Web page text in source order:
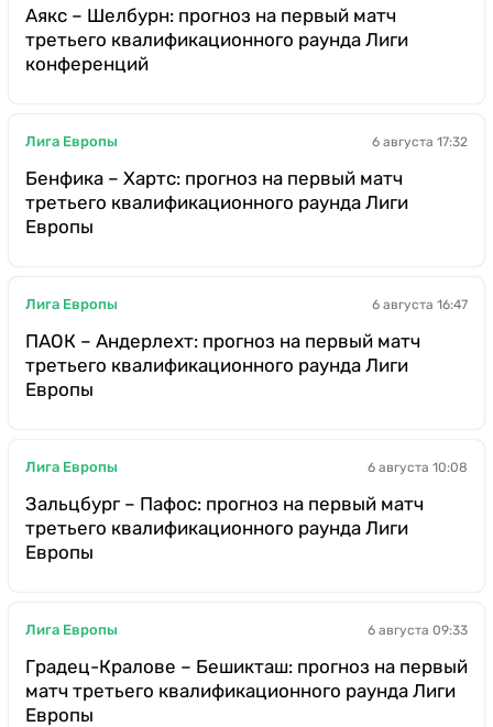
Аякс – Шелбурн: прогноз на первый матч
третьего квалификационного раунда Лиги
конференций
Лига Европы 6 августа 17:32
Бенфика – Хартс: прогноз на первый матч
третьего квалификационного раунда Лиги
Европы
Лига Европы 6 августа 16:47
ПАОК – Андерлехт: прогноз на первый матч
третьего квалификационного раунда Лиги
Европы
Лига Европы 6 августа 10:08
Зальцбург – Пафос: прогноз на первый матч
третьего квалификационного раунда Лиги
Европы
Лига Европы 6 августа 09:33
Градец-Кралове – Бешикташ: прогноз на первый
матч третьего квалификационного раунда Лиги
Европы